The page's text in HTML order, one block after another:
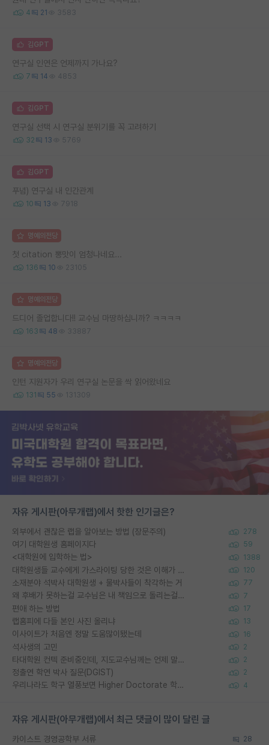
4 21 3583
김GPT
연구실 인연은 언제까지 가나요?
7 14 4853
김GPT
연구실 선택 시 연구실 분위기를 꼭 고려하기
32 13 5769
김GPT
푸념) 연구실 내 인간관계
10 13 7918
명예의전당
첫 citation 뽕맛이 엄청나네요...
136 10 23105
명예의전당
드디어 졸업합니다!! 교수님 마땅하십니까? ㅋㅋㅋㅋ
163 48 33887
명예의전당
인턴 지원자가 우리 연구실 논문을 싹 읽어왔네요
131 55 131309
자유 게시판(아무개랩)에서 핫한 인기글은?
외부에서 괜찮은 랩을 알아보는 방법 (장문주의) 278
여기 대학원생 홈페이지다 59
<대학원에 입학하는 법> 1388
대학원생들 교수에게 가스라이팅 당한 것은 이해가 갑니다. 안타깝네요. 120
소재분야 석박사 대학원생 + 물박사들이 착각하는 거 77
왜 후배가 못하는걸 교수님은 내 책임으로 돌리는걸까요? 7
편애 하는 방법 17
랩홈피에 다들 본인 사진 올리냐 13
이사이트가 처음엔 정말 도움많이됐는데 16
석사생의 고민 2
타대학원 컨텍 준비중인데, 지도교수님께는 언제 말씀드려야 할까요? 2
정출연 학연 박사 질문(DGIST) 2
우리나라도 학구 열풍보면 Higher Doctorate 학위가 필요하다고 봅니다. 4
자유 게시판(아무개랩)에서 최근 댓글이 많이 달린 글
카이스트 경영공학부 서류 28